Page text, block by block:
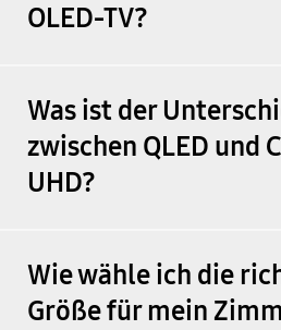
OLED-TV?
Was ist der
zwischen QLED und
UHD?
Wie wähle ich die
Größe für mein